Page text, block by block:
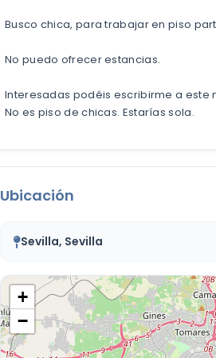
Busco chica, para trabajar en piso
No puedo ofrecer estancias.
Interesadas podéis escribirme a este
No es piso de chicas. Estarías sola.
Ubicación
Sevilla, Sevilla
+
−